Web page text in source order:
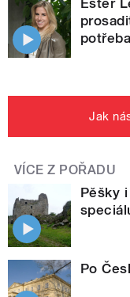
Ester
Jak
VÍCE Z POŘADU
Pěšky
Po